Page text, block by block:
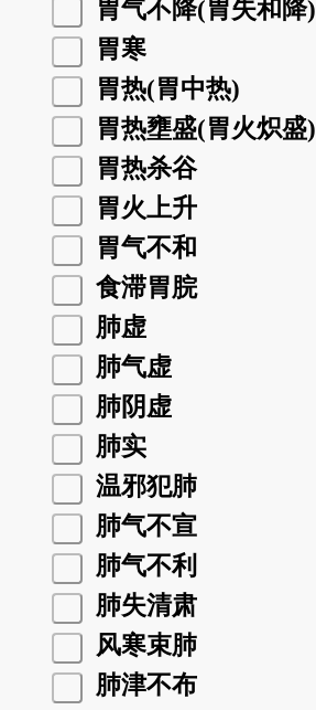
胃气不降(胃失和降)
胃寒
胃热(胃中热)
胃热壅盛(胃火炽盛)
胃热杀谷
胃火上升
胃气不和
食滞胃脘
肺虚
肺气虚
肺阴虚
肺实
温邪犯肺
肺气不宣
肺气不利
肺失清肃
风寒束肺
肺津不布